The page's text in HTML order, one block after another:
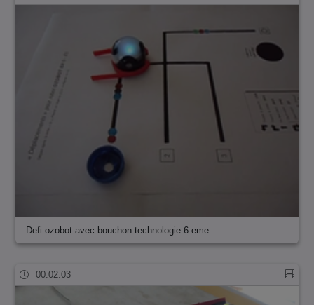
Defi ozobot avec bouchon technologie 6 eme…
00:02:03